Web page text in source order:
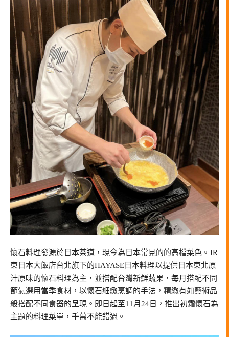
懷石料理發源於日本茶道，現今為日本常見的的高檔菜色。JR
東日本大飯店台北旗下的HAYASE日本料理以提供日本東北原
汁原味的懷石料理為主，並搭配台灣新鮮蔬果，每月搭配不同
節氣選用當季食材，以懷石細緻烹調的手法，精緻有如藝術品
般搭配不同食器的呈現。即日起至11月24日，推出初霜懷石為
主題的料理菜單，千萬不能錯過。